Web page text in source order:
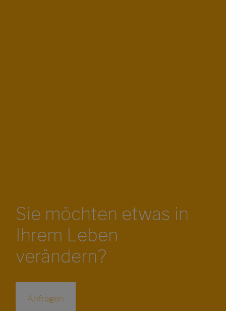
Sie möchten etwas in
Ihrem Leben
verändern?
Anfragen